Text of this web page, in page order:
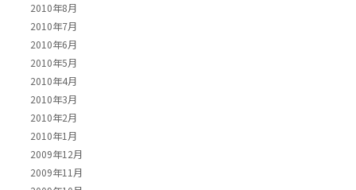
2010年8月
2010年7月
2010年6月
2010年5月
2010年4月
2010年3月
2010年2月
2010年1月
2009年12月
2009年11月